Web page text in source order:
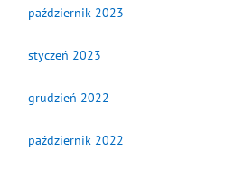
październik 2023
styczeń 2023
grudzień 2022
październik 2022